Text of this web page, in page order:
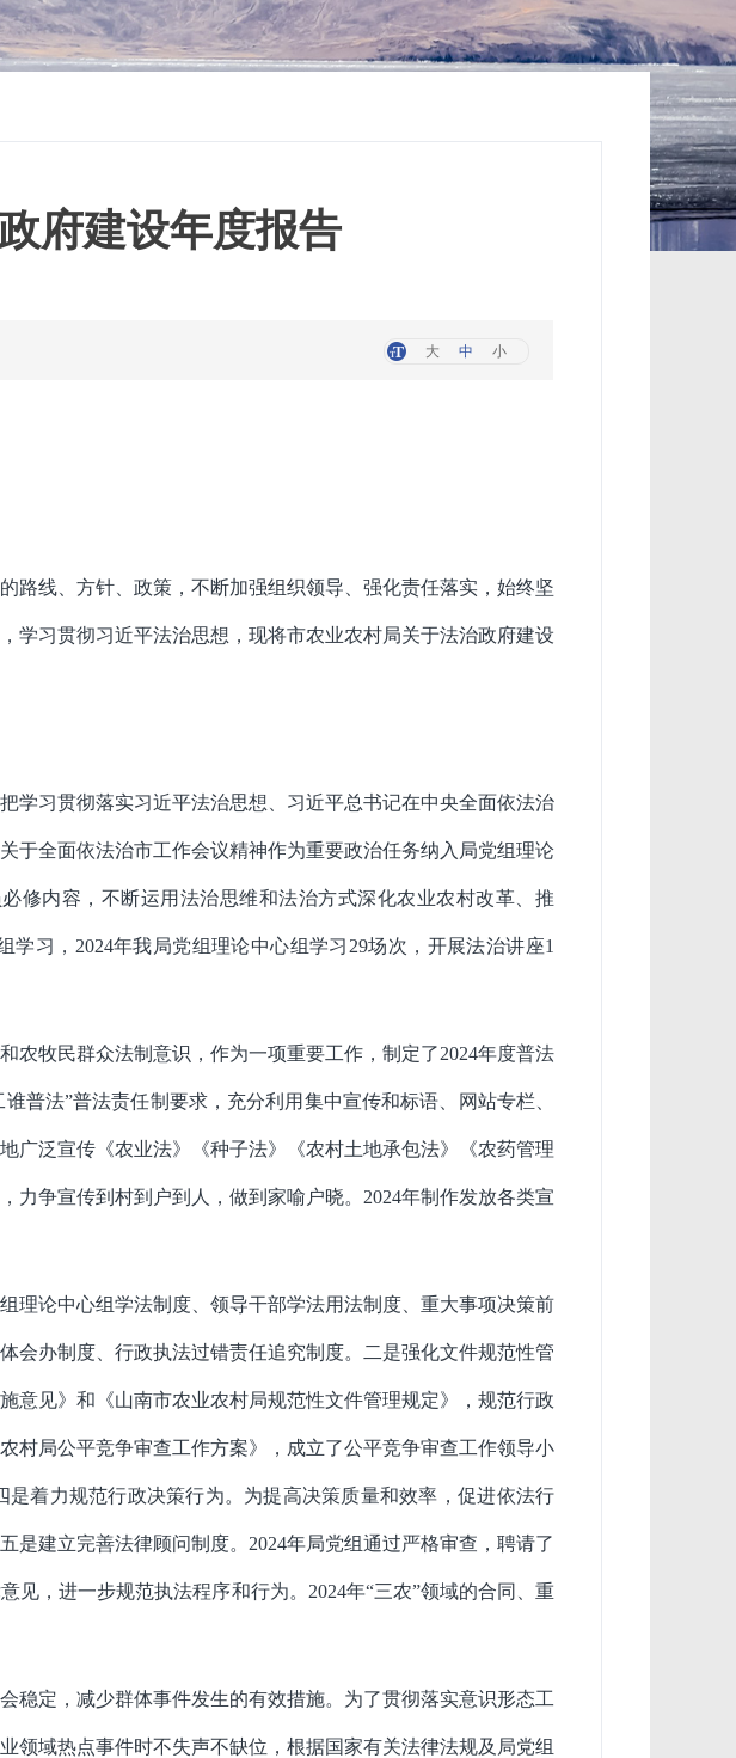
府建设年度报告
大 中 小
路线、方针、政策，不断加强组织领导、强化责任落实，始终坚
学习贯彻习近平法治思想，现将市农业农村局关于法治政府建设
学习贯彻落实习近平法治思想、习近平总书记在中央全面依法治
于全面依法治市工作会议精神作为重要政治任务纳入局党组理论
修内容，不断运用法治思维和法治方式深化农业农村改革、推
学习， 2024年我局党组理论中心组学习 29场次，开展法治讲座1
农牧民群众法制意识，作为一项重要工作，制定了2024年度普法
普法”普法责任制要求，充分利用集中宣传和标语、网站专栏、
广泛宣传《农业法》《种子法》《农村土地承包法》《农药管理
力争宣传到村到户到人，做到家喻户晓。 2024年制作发放各类宣
理论中心组学法制度、领导干部学法用法制度、重大事项决策前
会办制度、行政执法过错责任追究制度。 二是强化文件规范性管
意见》和《山南市农业农村局规范性文件管理规定》，规范行政
村局公平竞争审查工作方案》，成立了公平竞争审查工作领导小
是着力规范行政决策行为。 为提高决策质量和效率，促进依法行
五是建立完善法律顾问制度。 2024年局党组通过严格审查，聘请了
见，进一步规范执法程序和行为。 2024年“三农”领域的合同、重
稳定，减少群体事件发生的有效措施。为了贯彻落实意识形态工
领域热点事件时不失声不缺位，根据国家有关法律法规及局党组